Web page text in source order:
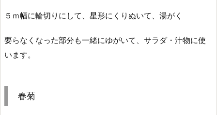
５ｍ幅に輪切りにして、星形にくりぬいて、湯がく
要らなくなった部分も一緒にゆがいて、サラダ・汁物に使
います。
春菊